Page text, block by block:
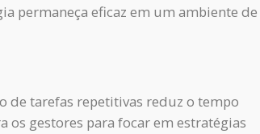
permaneça eficaz em um ambiente de
de tarefas repetitivas reduz o tempo
os gestores para focar em estratégias